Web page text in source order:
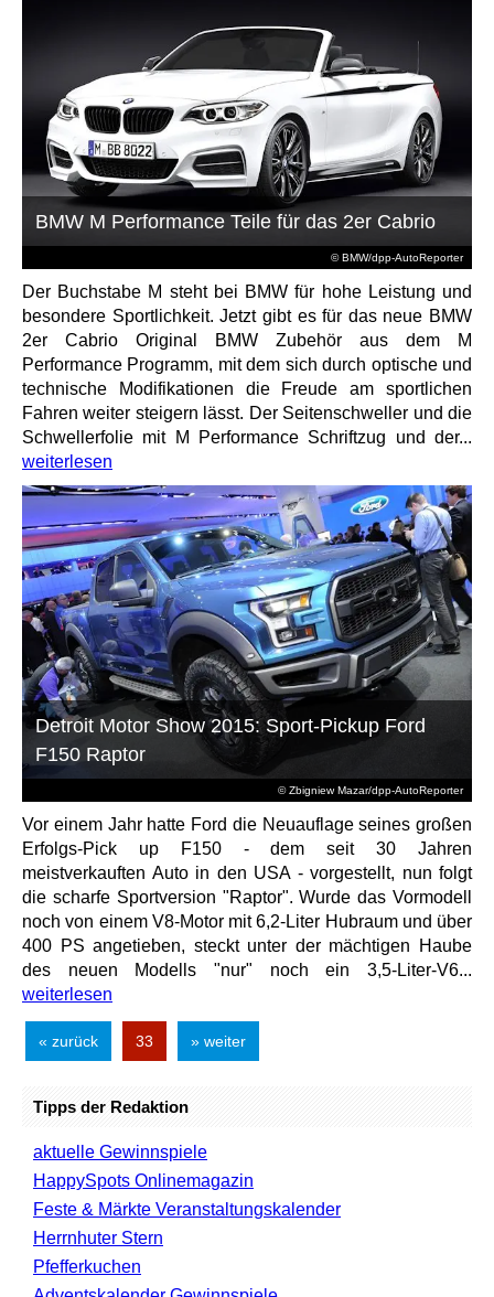
© BMW/dpp-AutoReporter
BMW M Performance Teile für das 2er Cabrio
Der Buchstabe M steht bei BMW für hohe Leistung und
besondere Sportlichkeit. Jetzt gibt es für das neue BMW
2er Cabrio Original BMW Zubehör aus dem M
Performance Programm, mit dem sich durch optische und
technische Modifikationen die Freude am sportlichen
Fahren weiter steigern lässt. Der Seitenschweller und die
Schwellerfolie mit M Performance Schriftzug und der...
weiterlesen
© Zbigniew Mazar/dpp-AutoReporter
Detroit Motor Show 2015: Sport-Pickup Ford
F150 Raptor
Vor einem Jahr hatte Ford die Neuauflage seines großen
Erfolgs-Pick up F150 - dem seit 30 Jahren
meistverkauften Auto in den USA - vorgestellt, nun folgt
die scharfe Sportversion "Raptor". Wurde das Vormodell
noch von einem V8-Motor mit 6,2-Liter Hubraum und über
400 PS angetieben, steckt unter der mächtigen Haube
des neuen Modells "nur" noch ein 3,5-Liter-V6...
weiterlesen
« zurück 33 » weiter
Tipps der Redaktion
aktuelle Gewinnspiele
HappySpots Onlinemagazin
Feste & Märkte Veranstaltungskalender
Herrnhuter Stern
Pfefferkuchen